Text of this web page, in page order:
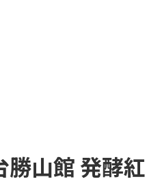
勝山館 発酵紅